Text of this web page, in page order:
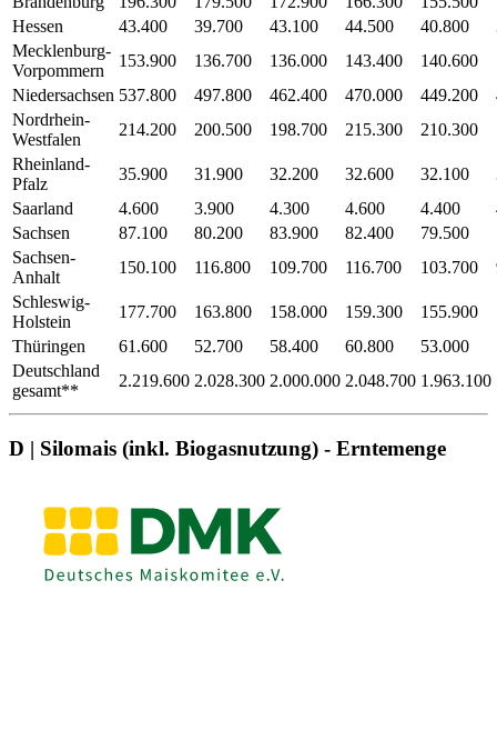
Hessen
43.400 39.700 43.100 44.500 40.800
Mecklenburg-
Vorpommern
153.900 136.700 136.000 143.400 140.600
Niedersachsen 537.800 497.800 462.400 470.000 449.200
Nordrhein-
Westfalen
214.200 200.500 198.700 215.300 210.300
Rheinland-
Pfalz
35.900 31.900 32.200 32.600 32.100
Saarland
4.600 3.900 4.300 4.600 4.400
Sachsen
87.100 80.200 83.900 82.400 79.500
Sachsen-
Anhalt
150.100 116.800 109.700 116.700 103.700
Schleswig-
Holstein
177.700 163.800 158.000 159.300 155.900
Thüringen
61.600 52.700 58.400 60.800 53.000
Deutschland
gesamt**
2.219.600 2.028.300 2.000.000 2.048.700 1.963.100
D | Silomais (inkl. Biogasnutzung) - Erntemenge